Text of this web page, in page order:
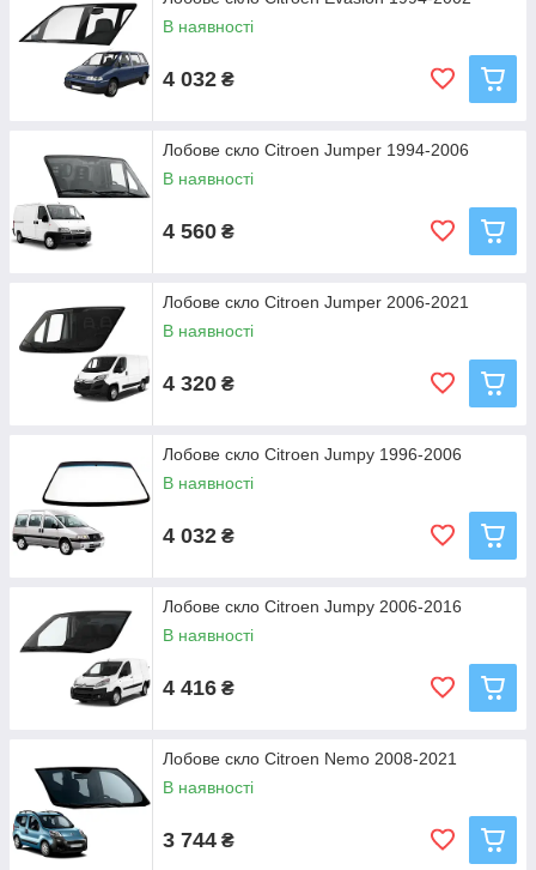
В наявності
4 032 ₴
Лобове скло Citroen Jumper 1994-2006
В наявності
4 560 ₴
Лобове скло Citroen Jumper 2006-2021
В наявності
4 320 ₴
Лобове скло Citroen Jumpy 1996-2006
В наявності
4 032 ₴
Лобове скло Citroen Jumpy 2006-2016
В наявності
4 416 ₴
Лобове скло Citroen Nemo 2008-2021
В наявності
3 744 ₴